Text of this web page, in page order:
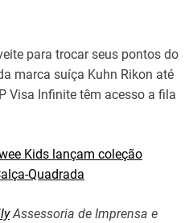
para trocar seus pontos do
marca suíça Kuhn Rikon até
Visa Infinite têm acesso a fila
Kids lançam coleção
Quadrada
Assessoria de Imprensa e